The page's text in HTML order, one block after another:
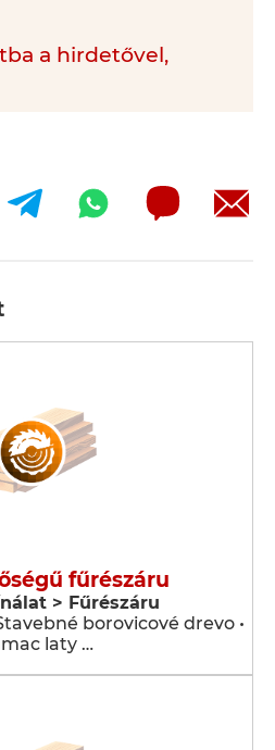
a hirdetővel,
fűrészáru
> Fűrészáru
borovicové drevo •
laty …